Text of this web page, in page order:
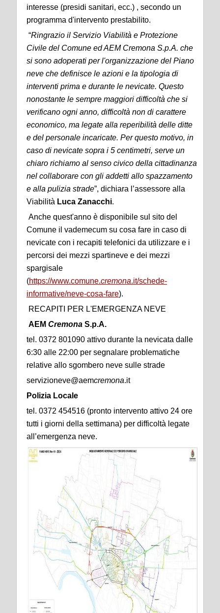
interesse (presidi sanitari, ecc.) , secondo un
programma d'intervento prestabilito.
“Ringrazio il Servizio Viabilità e Protezione
Civile del Comune ed AEM Cremona S.p.A. che
si sono adoperati per l'organizzazione del Piano
neve che definisce le azioni e la tipologia di
interventi prima e durante le nevicate. Questo
nonostante le sempre maggiori difficoltà che si
verificano ogni anno, difficoltà non di carattere
economico, ma legate alla reperibilità delle ditte
e del personale incaricate. Per questo motivo, in
caso di nevicate sopra i 5 centimetri, serve un
chiaro richiamo al senso civico della cittadinanza
nel collaborare con gli addetti allo spazzamento
e alla pulizia strade”, dichiara l’assessore alla
Viabilità Luca Zanacchi.
Anche quest'anno è disponibile sul sito del
Comune il vademecum su cosa fare in caso di
nevicate con i recapiti telefonici da utilizzare e i
percorsi dei mezzi spartineve e dei mezzi
spargisale
(https://www.comune.cremona.it/schede-
informative/neve-cosa-fare).
RECAPITI PER L'EMERGENZA NEVE
AEM Cremona S.p.A.
tel. 0372 801090 attivo durante la nevicata dalle
6:30 alle 22:00 per segnalare problematiche
relative allo sgombero neve sulle strade
servizioneve@aemcremona.it
Polizia Locale
tel. 0372 454516 (pronto intervento attivo 24 ore
tutti i giorni della settimana) per difficoltà legate
all’emergenza neve.